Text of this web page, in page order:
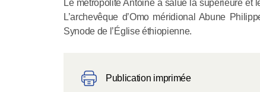
Le métropolite Antoine a salué la supérieure
L’archevêque d’Omo méridional Abune
Synode de l’Église éthiopienne.
Publication imprimée